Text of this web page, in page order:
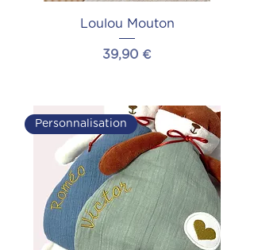
Loulou Mouton
Prix
39,90 €
Personnalisation